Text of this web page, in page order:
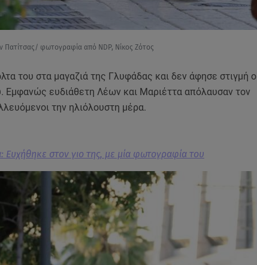
Πατίτσας/ φωτογραφία από NDP, Νίκος Ζότος
του στα μαγαζιά της Γλυφάδας και δεν άφησε στιγμή ο
Εμφανώς ευδιάθετη Λέων και Μαριέττα απόλαυσαν τον
την ηλιόλουστη μέρα.
Eυχήθηκε στον γιο της, με μία φωτογραφία του